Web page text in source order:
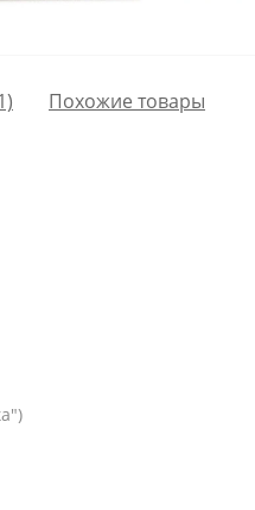
Похожие товары